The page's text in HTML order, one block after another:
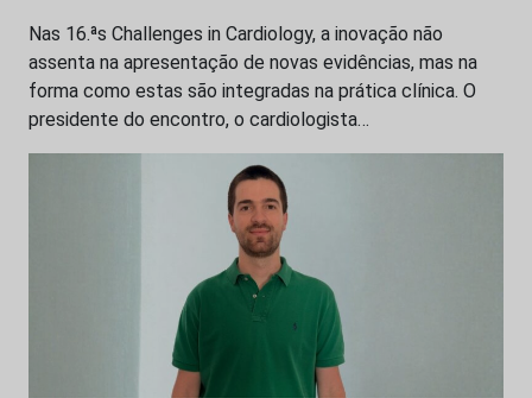
Nas 16.ªs Challenges in Cardiology, a inovação não
assenta na apresentação de novas evidências, mas na
forma como estas são integradas na prática clínica. O
presidente do encontro, o cardiologista…